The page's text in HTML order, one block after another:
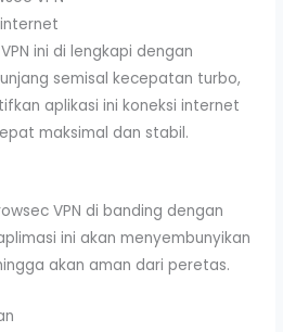
ini di lengkapi dengan
semisal kecepatan turbo,
aplikasi ini koneksi internet
maksimal dan stabil.
VPN di banding dengan
ini akan menyembunyikan
akan aman dari peretas.